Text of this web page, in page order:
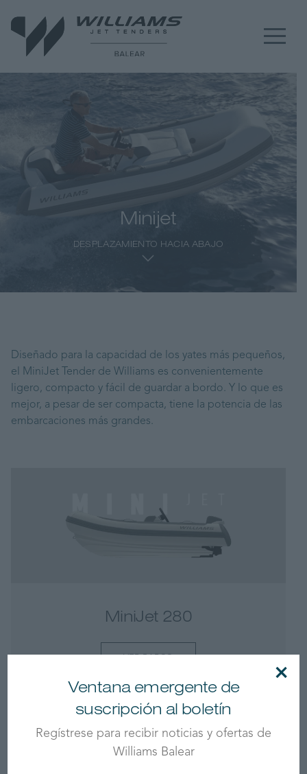
Minijet
DESPLAZAMIENTO HACIA ABAJO
Diseñado para la capacidad de los yates más pequeños,
el MiniJet Tender de Williams es convenientemente
ligero, compacto y fácil de guardar a bordo. Y lo que es
mejor, a pesar de ser compacta, tiene la potencia de las
embarcaciones más grandes.
MiniJet 280
Ventana emergente de
suscripción al boletín
Regístrese para recibir noticias y ofertas de
Williams Balear
×